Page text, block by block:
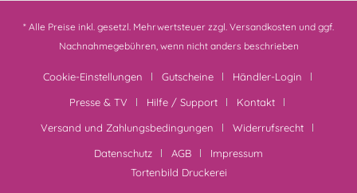
* Alle Preise inkl. gesetzl. Mehrwertsteuer zzgl. Versandkosten und ggf.
Nachnahmegebühren, wenn nicht anders beschrieben
Cookie-Einstellungen Gutscheine
Händler-Login
Presse & TV
Hilfe / Support
Kontakt
Versand und Zahlungsbedingungen
Widerrufsrecht
Datenschutz
AGB
Impressum
Tortenbild Druckerei